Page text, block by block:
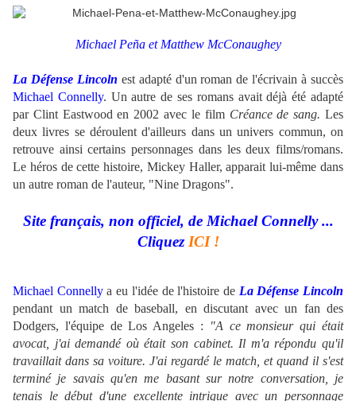
Michael Peña et Matthew McConaughey
La Défense Lincoln est adapté d'un roman de l'écrivain à succès
Michael Connelly. Un autre de ses romans avait déjà été adapté
par Clint Eastwood en 2002 avec le film Créance de sang. Les
deux livres se déroulent d'ailleurs dans un univers commun, on
retrouve ainsi certains personnages dans les deux films/romans.
Le héros de cette histoire, Mickey Haller, apparait lui-même dans
un autre roman de l'auteur, "Nine Dragons".
Site français, non officiel, de Michael Connelly ...
Cliquez ICI !
Michael Connellya eu l'idée de l'histoire de La Défense Lincoln
pendant un match de baseball, en discutant avec un fan des
Dodgers, l'équipe de Los Angeles :
"A ce monsieur qui était
avocat, j'ai demandé où était son cabinet. Il m'a répondu qu'il
travaillait dans sa voiture. J'ai regardé le match, et quand il s'est
terminé je savais qu'en me basant sur notre conversation, je
tenais le début d'une excellente intrigue avec un personnage